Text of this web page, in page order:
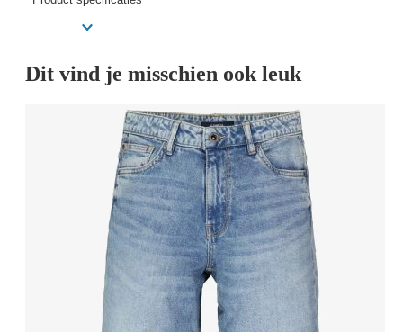
Dit vind je misschien ook leuk